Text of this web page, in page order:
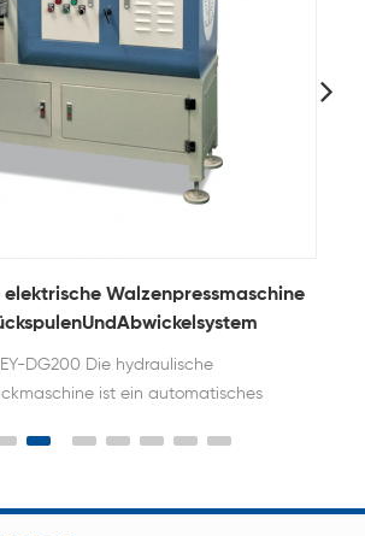
elektrische Walzenpressmaschine
DG200 Die hydraulische
ist ein automatisches
digitaler Druckregelung